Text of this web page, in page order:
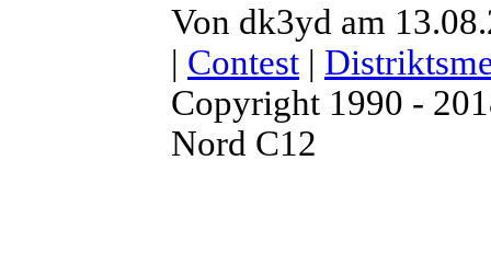
Von dk3yd am
| Contest |
Copyright 1990 -
Nord C12